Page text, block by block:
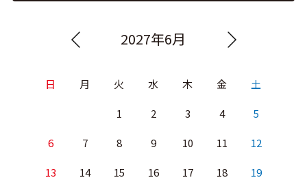
2027年6月
日 月 火 水 木 金 土
1 2 3 4 5
6 7 8 9 10 11 12
13 14 15 16 17 18 19